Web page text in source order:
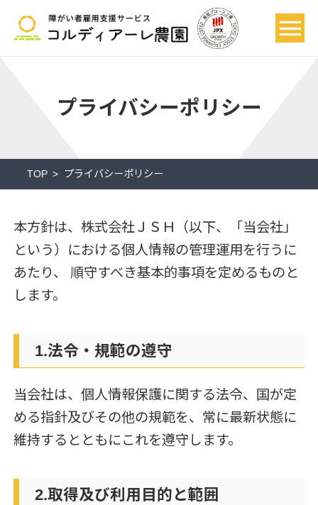
プライバシーポリシー
TOP プライバシーポリシー
本方針は、株式会社ＪＳＨ（以下、「当会社」
という）における個人情報の管理運用を行うに
あたり、 順守すべき基本的事項を定めるものと
します。
1.法令・規範の遵守
当会社は、個人情報保護に関する法令、国が定
める指針及びその他の規範を、常に最新状態に
維持するとともにこれを遵守します。
2.取得及び利用目的と範囲